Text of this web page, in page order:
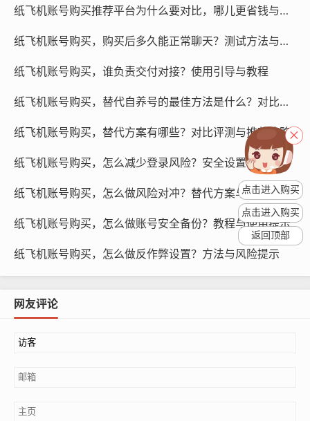
交易平台可以购买纸飞机账号，这些平台通常提供了更多
台的信誉和售后服务。
购买纸飞机账号后，新手需要了解如何使用账号,以下是一
些建议的学习指南：
（1）了解纸飞机账号的基本功能：纸飞机账号具有多种功
能，如发布帖子、关注他人、评论等,新手需要了解这些功
纸飞机账号购买推荐平台为什么要对比，哪儿更省钱与更快到账评测研究策略
纸飞机账号购买，购买后多久能正常聊天？测试方法与引导
纸飞机账号购买，谁负责交付对接？使用引导与教程
纸飞机账号购买，替代自养号的最佳方法是什么？对比评测与推荐指南
纸飞机账号购买，替代方案有哪些？对比评测与推荐策略
纸飞机账号购买，怎么减少登录风险？安全设置与指南
纸飞机账号购买，怎么做风险对冲？替代方案与推荐
纸飞机账号购买，怎么做账号安全备份？教程与使用提示
纸飞机账号购买，怎么做反作弊设置？方法与风险提示
网友评论
点击进入购买
点击进入购买
返回顶部